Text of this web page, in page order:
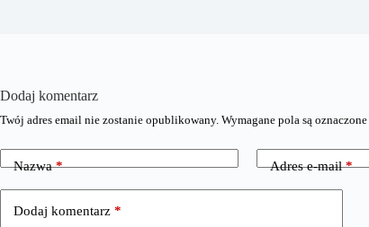
Dodaj komentarz
Twój adres email nie zostanie opublikowany. Wymagane pola są oznaczone
Nazwa* Adres e-mail*
Dodaj komentarz *